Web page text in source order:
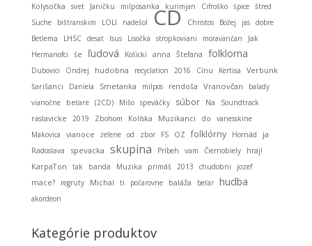
Kolysočka
svet Janičku milposanka kurimjan Cifroško śpice štred
Suche
bištranskim LOLI nadešol CD Christos Božej jas dobre
Betlema
LHSC desat Isus Lisočka stropkoviani moravančan
Jak
Hermanofci
śe ľudová Košicki anna Štefana folklorna
Dubovici Ondrej hudobna recyclation 2016 Cínu Kertisa
Verbunk
šarišanci
Daniela Smetanka milpos rendoša Vranovčan
balady
vianočne
beťare (2CD) Mišo speváčky súbor Na
Soundtrack
raslavicke
2019 Zbohom Kolíska Muzikanci do
vanesskine
Makovica
vianoce źeľene od zbor FS OZ folklórny Hornád ja
Radoslava spevacka skupina Príbeh vam Čiernobiely hraj!
KarpaTon tak banda Muzika primáš 2013 chudobni
jozef
mace?
regruty Michal ti počarovne baláža beťar hudba
akordeon
Kategórie produktov